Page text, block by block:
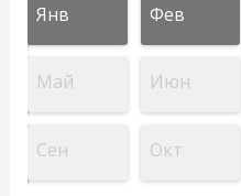
Янв Фев
Май Июн
Сен Окт